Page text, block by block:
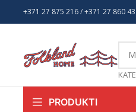
+371 27 875 216/ +371 27 860
PRODUKTI